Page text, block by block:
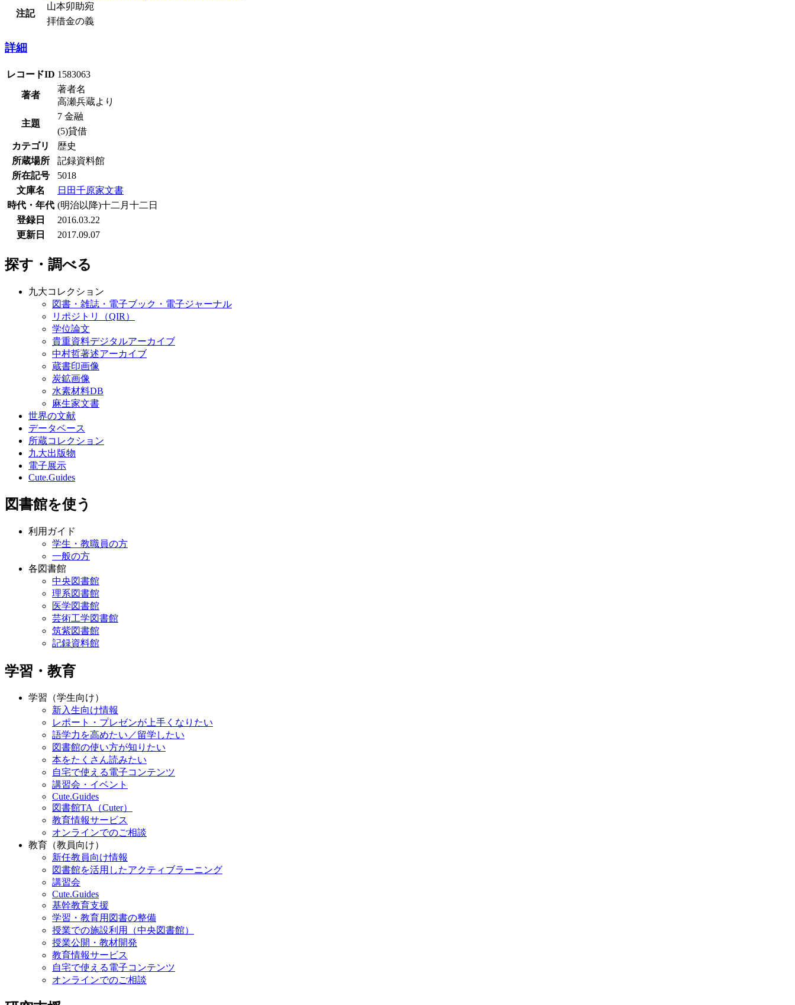
注記
山本卯助宛
拝借金の義
詳細
レコードID 1583063
著者
著者名
高瀬兵蔵より
主題
7 金融
(5)貸借
カテゴリ
歴史
所蔵場所
記録資料館
所在記号
5018
文庫名
日田千原家文書
時代・年代 (明治以降)十二月十二日
登録日
2016.03.22
更新日
2017.09.07
探す・調べる
九大コレクション
図書・雑誌・電子ブック・電子ジャーナル
リポジトリ（QIR）
学位論文
貴重資料デジタルアーカイブ
中村哲著述アーカイブ
蔵書印画像
炭鉱画像
水素材料DB
麻生家文書
世界の文献
データベース
所蔵コレクション
九大出版物
電子展示
Cute.Guides
図書館を使う
利用ガイド
学生・教職員の方
一般の方
各図書館
中央図書館
理系図書館
医学図書館
芸術工学図書館
筑紫図書館
記録資料館
学習・教育
学習（学生向け）
新入生向け情報
レポート・プレゼンが上手くなりたい
語学力を高めたい／留学したい
図書館の使い方が知りたい
本をたくさん読みたい
自宅で使える電子コンテンツ
講習会・イベント
Cute.Guides
図書館TA（Cuter）
教育情報サービス
オンラインでのご相談
教育（教員向け）
新任教員向け情報
図書館を活用したアクティブラーニング
講習会
Cute.Guides
基幹教育支援
学習・教育用図書の整備
授業での施設利用（中央図書館）
授業公開・教材開発
教育情報サービス
自宅で使える電子コンテンツ
オンラインでのご相談